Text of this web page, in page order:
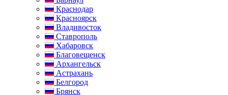
Краснодар
Красноярск
Владивосток
Ставрополь
Хабаровск
Благовещенск
Архангельск
Астрахань
Белгород
Брянск